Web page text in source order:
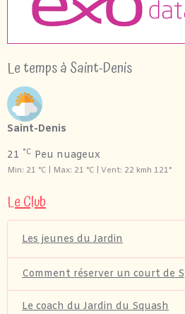
Le temps à Saint-Denis
Saint-Denis
21 °C Peu nuageux
Min: 21 °C | Max: 21 °C | Vent: 22 kmh 121°
Le Club
Les jeunes du Jardin
Comment réserver un court de S
Le coach du Jardin du Squash